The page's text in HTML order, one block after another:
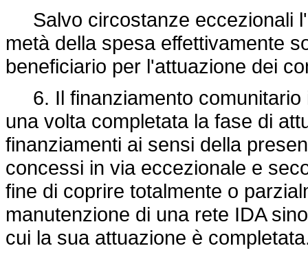
Salvo circostanze eccezionali
metà della spesa effettivamente
beneficiario per l'attuazione dei
6. Il finanziamento comunitario
una volta completata la fase di
finanziamenti ai sensi della
concessi in via eccezionale e
fine di coprire totalmente o
manutenzione di una rete IDA
cui la sua attuazione è